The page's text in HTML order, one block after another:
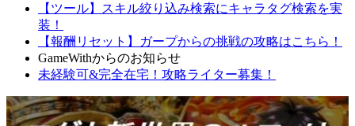
【ツール】スキル絞り込み検索にキャラタグ検索を実
装！
【報酬リセット】ガープからの挑戦の攻略はこちら！
GameWithからのお知らせ
未経験可&完全在宅！攻略ライター募集！